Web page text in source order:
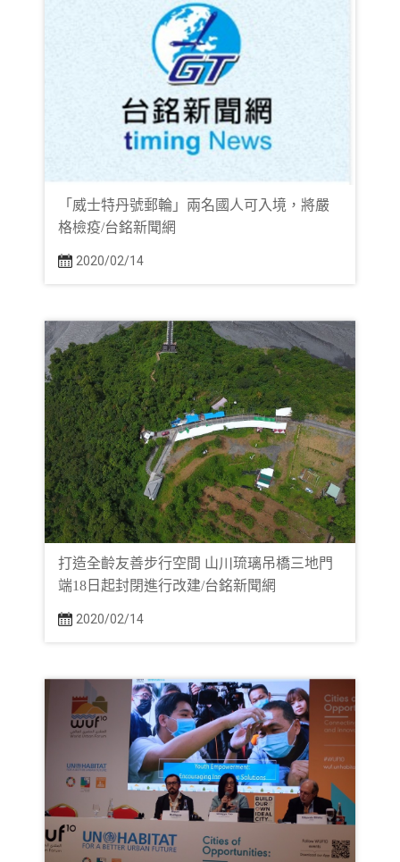
「威士特丹號郵輪」兩名國人可入境，將嚴
格檢疫/台銘新聞網
2020/02/14
打造全齡友善步行空間 山川琉璃吊橋三地門
端18日起封閉進行改建/台銘新聞網
2020/02/14